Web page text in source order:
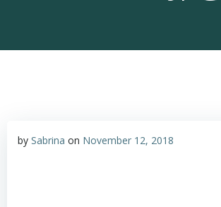
by Sabrina on November 12, 2018